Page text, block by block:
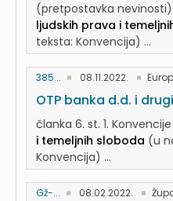
(pretpostavka
ljudskih prava i
teksta: Konvencija) ...
385... 08.11.2022.
OTP banka d.d. i
članka 6. st. 1.
i temeljnih sloboda (u
Konvencija) ...
Gž-... 08.02.2022.